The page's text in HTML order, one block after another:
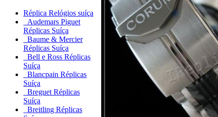
Réplica Relógios suíça
Audemars Piguet
Réplicas Suíça
Baume & Mercier
Réplicas Suíça
Bell e Ross Réplicas
Suíça
Blancpain Réplicas
Suíça
Breguet Réplicas
Suíça
Breitling Réplicas